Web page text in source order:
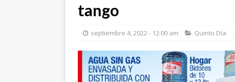
tango
septiembre 4, 2022 - 12:00 am Quinto Día